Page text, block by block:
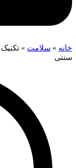
خانه » سلامت »
سنتی